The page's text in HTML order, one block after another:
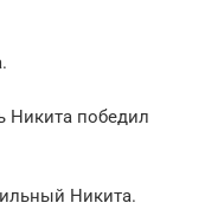
Никита победил
Никита.